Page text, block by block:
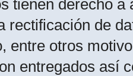
tienen derecho
rectificación de
entre otros
entregados así